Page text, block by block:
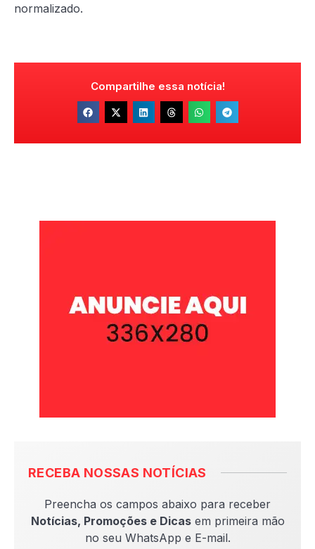
normalizado.
Compartilhe essa notícia!
RECEBA NOSSAS NOTÍCIAS
Preencha os campos abaixo para receber
Notícias, Promoções e Dicasem primeira mão
no seu WhatsApp e E-mail.